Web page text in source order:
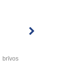
brīvos